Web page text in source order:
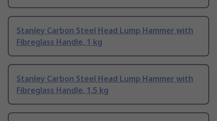
Stanley Carbon Steel Head Lump Hammer with
Fibreglass Handle, 1 kg
Stanley Carbon Steel Head Lump Hammer with
Fibreglass Handle, 1.5 kg